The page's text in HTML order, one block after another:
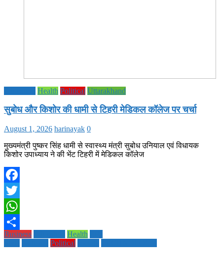
Health Political Uttarakhand
सुबोध और किशोर की धामी से टिहरी मेडिकल कॉलेज पर चर्चा
August 1, 2026 harinayak 0
मुख्यमंत्री पुष्कर सिंह धामी से स्वास्थ्य मंत्री सुबोध उनियाल एवं विधायक
किशोर उपाध्याय ने की भेंट टिहरी में मेडिकल कॉलेज
Facebook
Twitter
WhatsApp
Share
Business Health
Political